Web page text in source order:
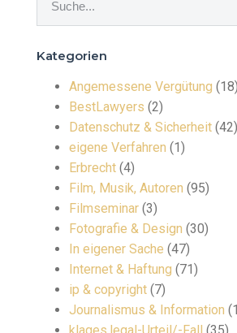
Kategorien
Angemessene Vergütung (18)
BestLawyers (2)
Datenschutz & Sicherheit (42)
eigene Verfahren (1)
Erbrecht (4)
Film, Musik, Autoren (95)
Filmseminar (3)
Fotografie & Design (30)
In eigener Sache (47)
Internet & Haftung (71)
ip & copyright (7)
Journalismus & Information